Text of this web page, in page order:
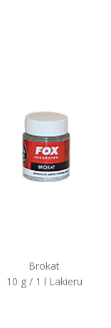
Brokat
10 g / 1 l Lakieru